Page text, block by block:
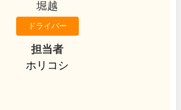
堀越
ドライバー
担当者
ホリコシ